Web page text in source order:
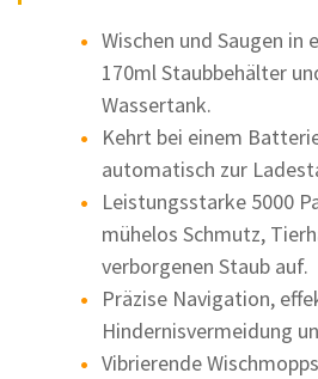
Wischen und Saugen in
170ml Staubbehälter
Wassertank.
Kehrt bei einem
automatisch zur
Leistungsstarke 5000
mühelos Schmutz,
verborgenen Staub auf.
Präzise Navigation,
Hindernisvermeidung
Vibrierende